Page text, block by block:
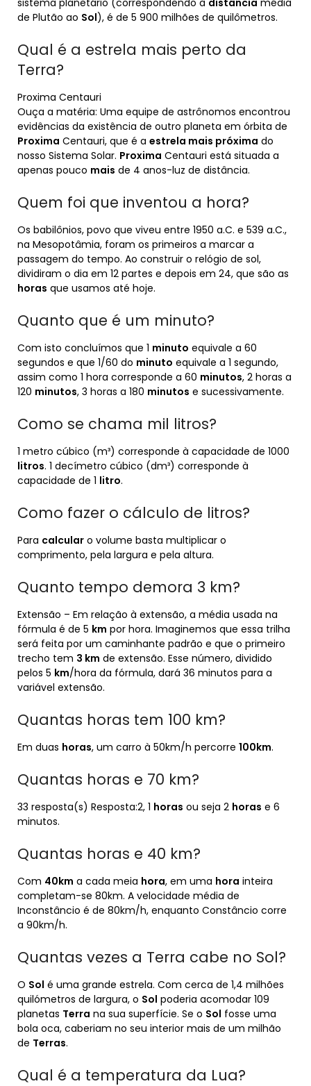
sistema planetário (correspondendo à distância média
de Plutão ao Sol), é de 5 900 milhões de quilômetros.
Qual é a estrela mais perto da
Terra?
Proxima Centauri
Ouça a matéria: Uma equipe de astrônomos encontrou
evidências da existência de outro planeta em órbita de
Proxima Centauri, que é a estrela mais próxima do
nosso Sistema Solar. Proxima Centauri está situada a
apenas pouco mais de 4 anos-luz de distância.
Quem foi que inventou a hora?
Os babilônios, povo que viveu entre 1950 a.C. e 539 a.C.,
na Mesopotâmia, foram os primeiros a marcar a
passagem do tempo. Ao construir o relógio de sol,
dividiram o dia em 12 partes e depois em 24, que são as
horas que usamos até hoje.
Quanto que é um minuto?
Com isto concluímos que 1 minuto equivale a 60
segundos e que 1/60 do minuto equivale a 1 segundo,
assim como 1 hora corresponde a 60 minutos, 2 horas a
120 minutos, 3 horas a 180 minutos e sucessivamente.
Como se chama mil litros?
1 metro cúbico (m³) corresponde à capacidade de 1000
litros. 1 decímetro cúbico (dm³) corresponde à
capacidade de 1 litro.
Como fazer o cálculo de litros?
Para calcular o volume basta multiplicar o
comprimento, pela largura e pela altura.
Quanto tempo demora 3 km?
Extensão – Em relação à extensão, a média usada na
fórmula é de 5 km por hora. Imaginemos que essa trilha
será feita por um caminhante padrão e que o primeiro
trecho tem 3 km de extensão. Esse número, dividido
pelos 5 km/hora da fórmula, dará 36 minutos para a
variável extensão.
Quantas horas tem 100 km?
Em duas horas, um carro à 50km/h percorre 100km.
Quantas horas e 70 km?
33 resposta(s) Resposta:2, 1 horas ou seja 2 horas e 6
minutos.
Quantas horas e 40 km?
Com 40km a cada meia hora, em uma hora inteira
completam-se 80km. A velocidade média de
Inconstâncio é de 80km/h, enquanto Constâncio corre
a 90km/h.
Quantas vezes a Terra cabe no Sol?
O Sol é uma grande estrela. Com cerca de 1,4 milhões
quilómetros de largura, o Sol poderia acomodar 109
planetas Terra na sua superfície. Se o Sol fosse uma
bola oca, caberiam no seu interior mais de um milhão
de Terras.
Qual é a temperatura da Lua?